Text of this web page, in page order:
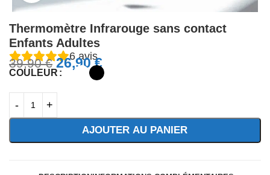
Thermomètre Infrarouge sans contact
Enfants Adultes
6avis
39,90€ 26,90€
COULEUR
AJOUTER AU PANIER